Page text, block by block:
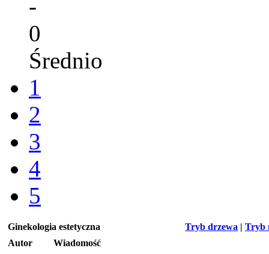
-
0
Średnio
1
2
3
4
5
Tryb drzewa | Tryb
Ginekologia estetyczna
Autor
Wiadomość